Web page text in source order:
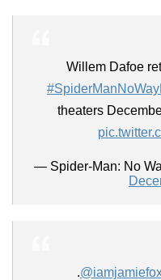
Willem Dafoe
theaters
— Spider-Man: No
.